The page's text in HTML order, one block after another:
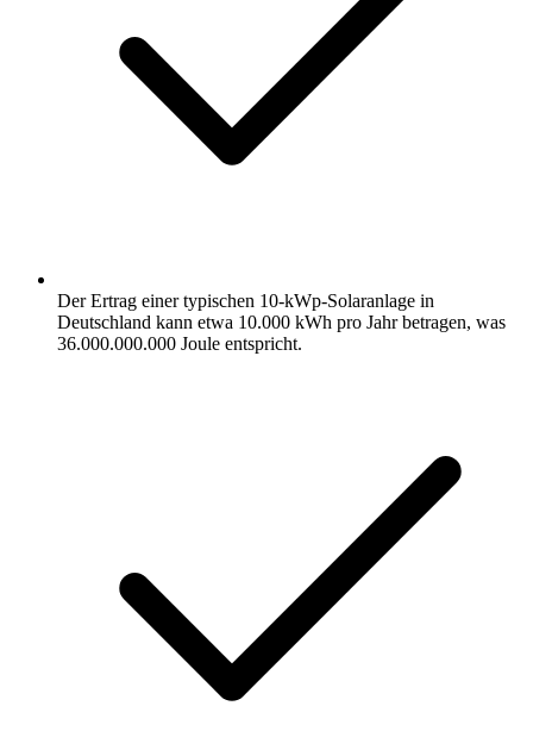
Der Ertrag einer typischen 10-kWp-Solaranlage in
Deutschland kann etwa 10.000 kWh pro Jahr betragen, was
36.000.000.000 Joule entspricht.